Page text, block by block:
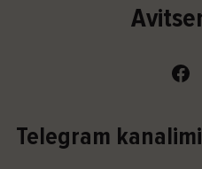
Telegram